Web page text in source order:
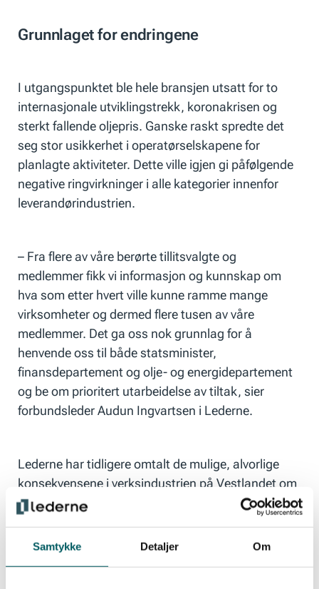
Samtykke Detaljer Om
Grunnlaget for endringene
I utgangspunktet ble hele bransjen utsatt for to
internasjonale utviklingstrekk, koronakrisen og
sterkt fallende oljepris. Ganske raskt spredte det
seg stor usikkerhet i operatørselskapene for
planlagte aktiviteter. Dette ville igjen gi påfølgende
negative ringvirkninger i alle kategorier innenfor
leverandørindustrien.
– Fra flere av våre berørte tillitsvalgte og
medlemmer fikk vi informasjon og kunnskap om
hva som etter hvert ville kunne ramme mange
virksomheter og dermed flere tusen av våre
medlemmer. Det ga oss nok grunnlag for å
henvende oss til både statsminister,
finansdepartement og olje- og energidepartement
og be om prioritert utarbeidelse av tiltak, sier
forbundsleder Audun Ingvartsen i Lederne.
Lederne har tidligere omtalt de mulige, alvorlige
konsekvensene i verksindustrien på Vestlandet om
en tiltakspakke ikke kom på plass tidligere.
Verksteds- og verftsindustrien framsto som svært